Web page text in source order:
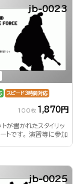
jb-0023
スピード3時間対応
100枚 1,870円
が書かれたスタイリッ
トです。 演習等に参加
jb-0025